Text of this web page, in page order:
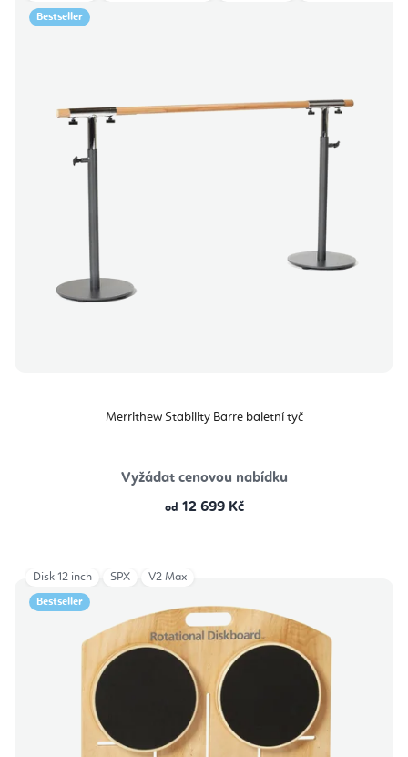
Bestseller
Merrithew Stability Barre baletní tyč
Vyžádat cenovou nabídku
od 12 699 Kč
Bestseller
Disk 12 inch SPX V2 Max